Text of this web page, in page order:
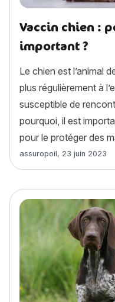
Vaccin chien :
important ?
Le chien est l’animal
plus régulièrement à
susceptible de
pourquoi, il est
pour le protéger des
Article rédigé par
assuropoil, 23 juin 2023